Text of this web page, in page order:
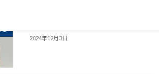
せ
2024年12月3日